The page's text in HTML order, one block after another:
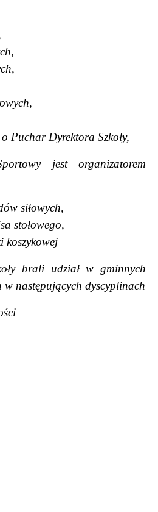
Puchar Dyrektora Szkoły,
jest organizatorem
siłowych,
stołowego,
koszykowej
ły brali udziałw gminnych
w następujących dyscyplinach
ści